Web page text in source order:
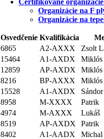
Organizácie na F
Organizácie na
Osvedčenie Kvalifikácia
6865
A2-AXXX
Zsolt
15464
A1-AXDX
Miklós
12859
AP-AXDX
Miklós
8216
BP-AXXX
Miklós
15528
A1-AXDX
8958
M-XXXX
Patrik
4974
M-AXXX
Lukáš
8519
AP-AXDX
Patrik
8402
A1-AADX
Michal